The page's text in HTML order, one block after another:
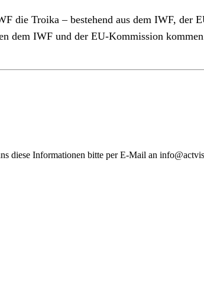
die Troika – bestehend aus dem IWF, der
dem IWF und der EU-Kommission
diese Informationen bitte per E-Mail an